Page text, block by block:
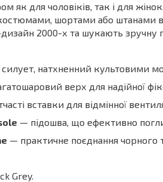
як для чоловіків, так і для
шортами або штанами в
2000-х та шукають зручну
натхненний культовими
верх для надійної
вставки для відмінної
— підошва, що ефективно
— практичне поєднання чорного
Grey.